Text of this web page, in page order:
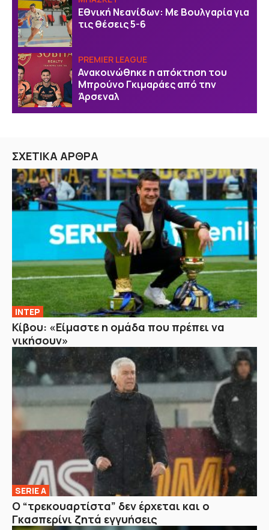
Εθνική Νεανίδων: Με Βουλγαρία για
τις θέσεις 5-6
PREMIER LEAGUE
Ανακοινώθηκε η απόκτηση του
Μπρούνο Γκιμαράες από την
Άρσεναλ
ΣΧΕΤΙΚΑ ΑΡΘΡΑ
ΙΝΤΕΡ
Κίβου: «Είμαστε η ομάδα που πρέπει να
νικήσουν»
SERIE A
Ο “τρεκουαρτίστα” δεν έρχεται και ο
Γκασπερίνι ζητά εγγυήσεις